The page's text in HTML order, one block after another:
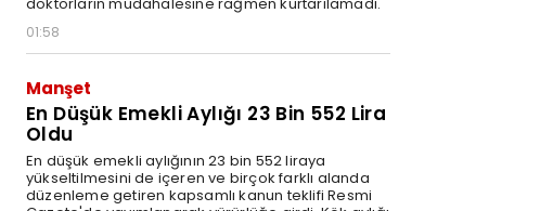
01:58
Manşet
En Düşük Emekli Aylığı 23 Bin 552 Lira
Oldu
En düşük emekli aylığının 23 bin 552 liraya
yükseltilmesini de içeren ve birçok farklı alanda
düzenleme getiren kapsamlı kanun teklifi Resmi